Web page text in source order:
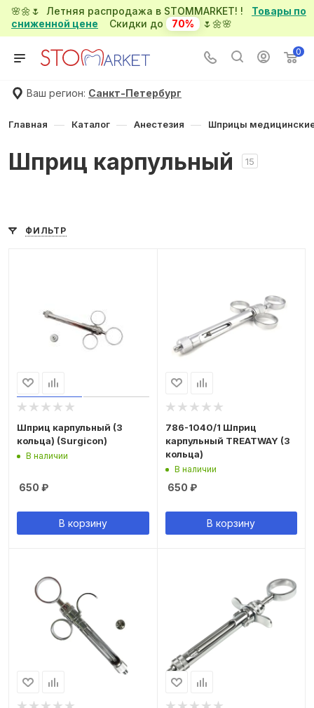
🌸🌼🌷 Летняя распродажа в STOMMARKET! ! Товары по
сниженной цене Скидки до 70% 🌷🌼🌸
0
Ваш регион: Санкт-Петербург
Главная — Каталог — Анестезия — Шприцы
Шприц карпульный 15
ФИЛЬТР
Шприц карпульный (3
кольца) (Surgicon)
В наличии
650 ₽
В корзину
786-1040/1 Шприц
карпульный TREATWAY (3
кольца)
В наличии
650 ₽
В корзину